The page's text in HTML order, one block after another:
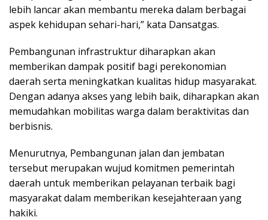
lebih lancar akan membantu mereka dalam berbagai
aspek kehidupan sehari-hari,” kata Dansatgas.
Pembangunan infrastruktur diharapkan akan
memberikan dampak positif bagi perekonomian
daerah serta meningkatkan kualitas hidup masyarakat.
Dengan adanya akses yang lebih baik, diharapkan akan
memudahkan mobilitas warga dalam beraktivitas dan
berbisnis.
Menurutnya, Pembangunan jalan dan jembatan
tersebut merupakan wujud komitmen pemerintah
daerah untuk memberikan pelayanan terbaik bagi
masyarakat dalam memberikan kesejahteraan yang
hakiki.